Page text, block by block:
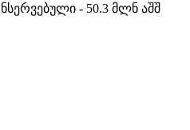
- 50.3 მლნ აშშ